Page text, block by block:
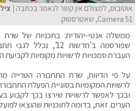
אוטובוס, למצולם אין קשר לנאמר בכתבה|
Camera 51, שאטרסטוק
ממשלה אנטי-יהודית: בתכניות של שרת
שפורסמה ב'חדשות 12',
העברת סמכויות לרשויות מקומיות לקביעת
על פי הדיווח, שרת התחבורה הטרייה
לרשויות המקומיות בסוגיית הפעלת
ובכך לאפשר לרשויות שירצו בכך לקבוע
הערים. זאת, בדומה לתוכניות שהוצאו